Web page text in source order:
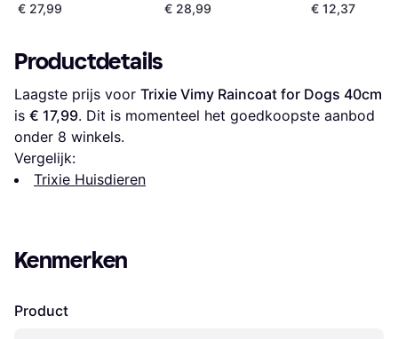
€ 27,99 € 28,99
€ 12,37
Productdetails
Laagste prijs voor Trixie Vimy Raincoat for Dogs 40cm
is € 17,99. Dit is momenteel het goedkoopste aanbod
onder 8 winkels.
Vergelijk:
Trixie Huisdieren
Kenmerken
Product